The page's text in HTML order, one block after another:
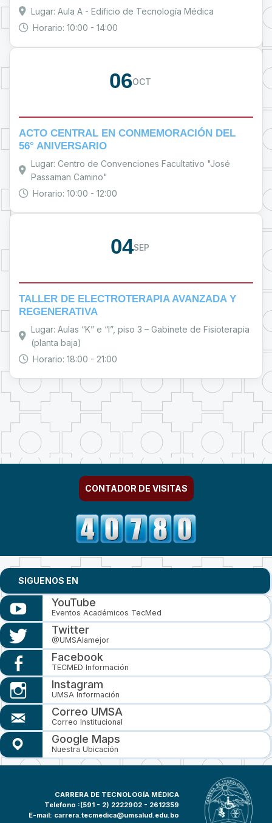
Lugar: Aula A - Edificio de Tecnología Médica
Horario: 10:00 - 14:00
06OCT
ACTO CENTRAL EN CONMEMORACIÓN DEL
56° ANIVERSARIO
Lugar: Centro de Convenciones Facultativo "José
Passaman Camino"
Horario: 10:00 - 12:00
04SEP
TALLER DE ELECTROTERAPIA AVANZADA Y
REGENERATIVA
Lugar: Aulas “K” e “I”, piso 3 – Gabinete de Fisioterapia
(planta baja)
Horario: 18:00 - 21:00
CONTADOR DE VISITAS
SIGUENOS EN
YouTube
Eventos Académicos TecMed
Twitter
@UMSAlamejor
Facebook
TECMED Información
Instagram
UMSA Información
Correo UMSA
Correo Institucional
Google Maps
Nuestra Ubicación
CARRERA DE TECNOLOGÍA MÉDICA
Telefono :(591 - 2) 2222902 - 2612359
E-mail: carrera.tecmedica@umsalud.edu.bo